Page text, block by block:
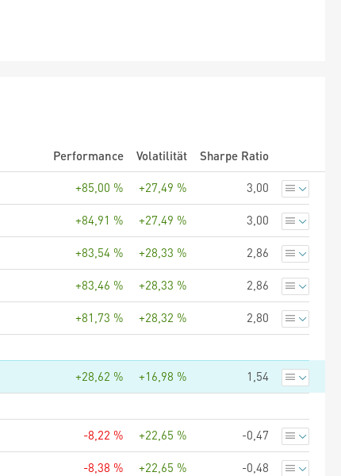
Performance Volatilität
Sharpe Ratio
+85,00 % +27,49 % 3,00
+84,91 % +27,49 % 3,00
+83,54 % +28,33 % 2,86
+83,46 % +28,33 % 2,86
+81,73 % +28,32 % 2,80
+28,62 % +16,98 % 1,54
-8,22 % +22,65 % -0,47
-8,38 % +22,65 % -0,48